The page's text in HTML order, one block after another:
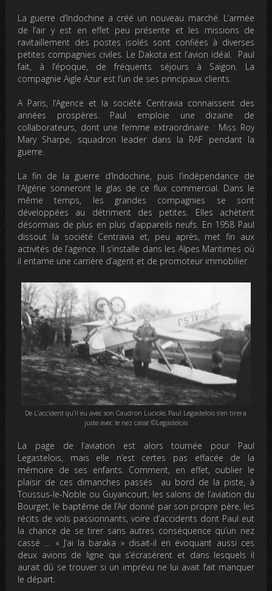
La guerre d’Indochine a créé un nouveau marché. L’armée
de l’air y est en effet peu présente et les missions de
ravitaillement des postes isolés sont confiées à diverses
petites compagnies civiles. Le Dakota est l’avion idéal. Paul
fait, à l’époque, de fréquents séjours à Saïgon. La
compagnie Aigle Azur est l’un de ses principaux clients.
A Paris, l’Agence et la société Centravia connaissent des
années prospères. Paul emploie une dizaine de
collaborateurs, dont une femme extraordinaire : Miss Roy
Mary Sharpe, squadron leader dans la RAF pendant la
guerre.
La fin de la guerre d’Indochine, puis l’indépendance de
l’Algérie sonneront le glas de ce flux commercial. Dans le
même temps, les grandes compagnies se sont
développées au détriment des petites. Elles achètent
désormais de plus en plus d’appareils neufs. En 1958 Paul
dissout la société Centravia et, peu après, met fin aux
activités de l’agence. Il s’installe dans les Alpes Maritimes où
il entame une carrière d’agent et de promoteur immobilier.
De L’accident qu’il eu avec son Caudron Luciole, Paul Legastelois s’en tirera
juste avec le nez cassé ©Legastelois
La page de l’aviation est alors tournée pour Paul
Legastelois, mais elle n’est certes pas effacée de la
mémoire de ses enfants. Comment, en effet, oublier le
plaisir de ces dimanches passés au bord de la piste, à
Toussus-le-Noble ou Guyancourt, les salons de l’aviation du
Bourget, le baptême de l’Air donné par son propre père, les
récits de vols passionnants, voire d’accidents dont Paul eut
la chance de se tirer sans autres conséquence qu’un nez
cassé … « J’ai la baraka » disait-il en évoquant aussi ces
deux avions de ligne qui s’écrasèrent et dans lesquels il
aurait dû se trouver si un imprévu ne lui avait fait manquer
le départ.